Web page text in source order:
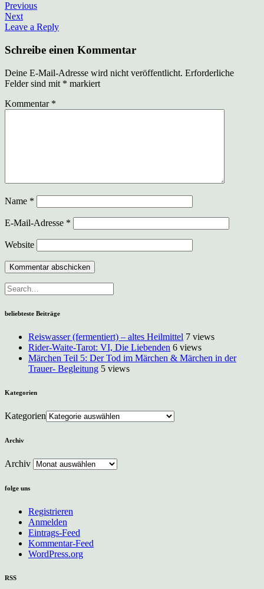
Previous
Next
Leave a Reply
Schreibe einen Kommentar
Deine E-Mail-Adresse wird nicht veröffentlicht. Erforderliche
Felder sind mit * markiert
Kommentar *
Name *
E-Mail-Adresse *
Website
beliebteste Beiträge
Reiswasser (fermentiert) – altes Heilmittel 7 views
Rider-Waite-Tarot: VI, Die Liebenden 6 views
Märchen Teil 5: Der Tod im Märchen & Märchen in der
Trauer- Begleitung 5 views
Kategorien
Kategorien
Archiv
Archiv
folge uns
Registrieren
Anmelden
Eintrags-Feed
Kommentar-Feed
WordPress.org
RSS